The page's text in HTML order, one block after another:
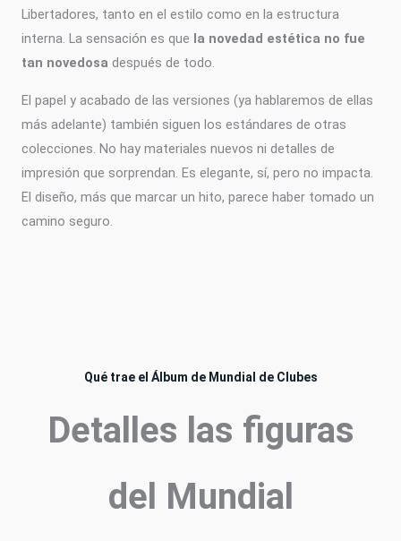
Libertadores, tanto en el estilo como en la estructura
interna. La sensación es que la novedad estética no fue
tan novedosa después de todo.
El papel y acabado de las versiones (ya hablaremos de ellas
más adelante) también siguen los estándares de otras
colecciones. No hay materiales nuevos ni detalles de
impresión que sorprendan. Es elegante, sí, pero no impacta.
El diseño, más que marcar un hito, parece haber tomado un
camino seguro.
Qué trae el Álbum de Mundial de Clubes
Detalles las figuras
del Mundial